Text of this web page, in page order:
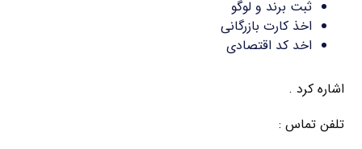
ثبت برند و لوگو
اخذ کارت بازرگانی
اخد کد اقتصادی
اشاره کرد .
تلفن تماس :